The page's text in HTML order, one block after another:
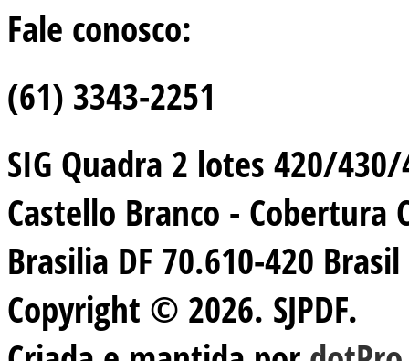
Fale conosco:
(61) 3343-2251
SIG Quadra 2 lotes 420/
Castello Branco - Cobertura
Brasilia DF 70.610-420 Brasil
Copyright © 2026. SJPDF.